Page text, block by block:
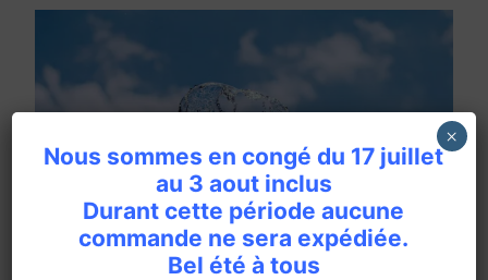
Nous sommes en congé du 17 juillet
au 3 aout inclus
Durant cette période aucune
commande ne sera expédiée.
Bel été à tous
×